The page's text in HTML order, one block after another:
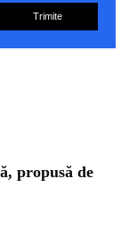
Trimite
propusă de